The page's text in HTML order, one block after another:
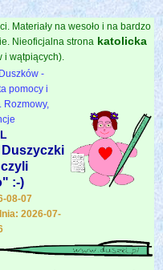
Materiały na wesoło i na bardzo
Nieoficjalna strona katolicka
i wątpiących).
-
pomocy i
Rozmowy,
Duszyczki
:-)
08-07
2026-07-